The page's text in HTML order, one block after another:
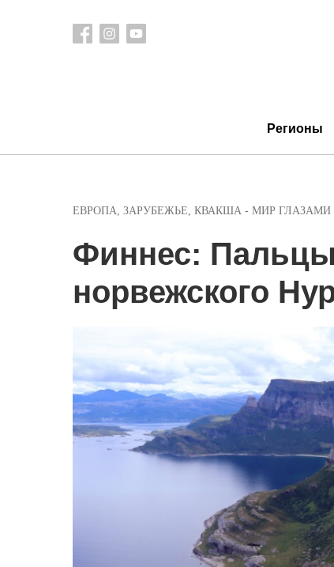
Регионы
ЕВРОПА, ЗАРУБЕЖЬЕ, КВАКША - МИР ГЛАЗАМИ
Финнес:
норвежского